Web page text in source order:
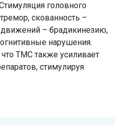
головного
скованность –
движений – брадикинезию,
нарушения.
ТМС также усиливает
стимулируя